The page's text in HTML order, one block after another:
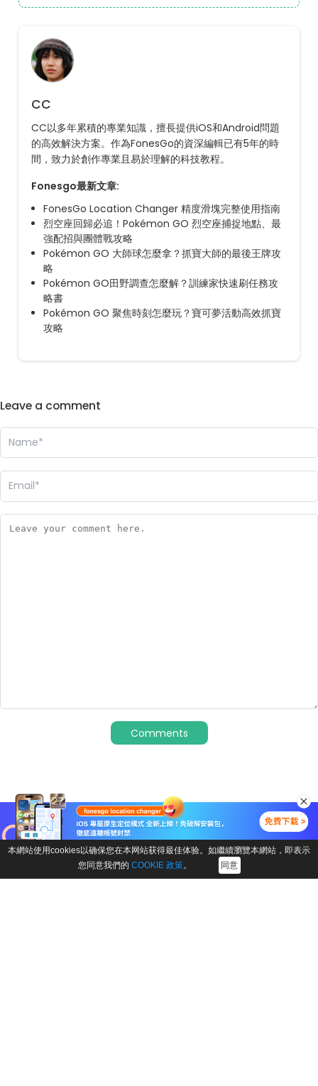
本網站使用cookies以确保您在本网站获得最佳体验。如繼續瀏覽本網站，即表示
您同意我們的 COOKIE 政策。 同意
CC
CC以多年累積的專業知識，擅長提供iOS和Android問題
的高效解決方案。作為FonesGo的資深編輯已有5年的時
間，致力於創作專業且易於理解的科技教程。
Fonesgo最新文章:
FonesGo Location Changer 精度滑塊完整使用指南
烈空座回歸必追！Pokémon GO 烈空座捕捉地點、最
強配招與團體戰攻略
Pokémon GO 大師球怎麼拿？抓寶大師的最後王牌攻
略
Pokémon GO田野調查怎麼解？訓練家快速刷任務攻
略書
Pokémon GO 聚焦時刻怎麼玩？寶可夢活動高效抓寶
攻略
Leave a comment